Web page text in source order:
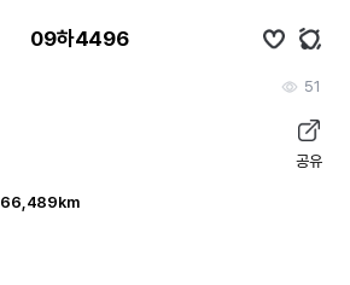
09하4496
51
공유
66,489km